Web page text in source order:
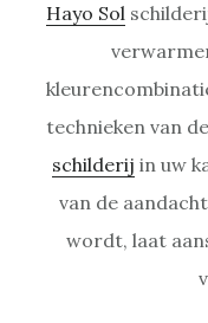
Hayo Sol
technieken van
schilderij in uw
van de
wordt, laat